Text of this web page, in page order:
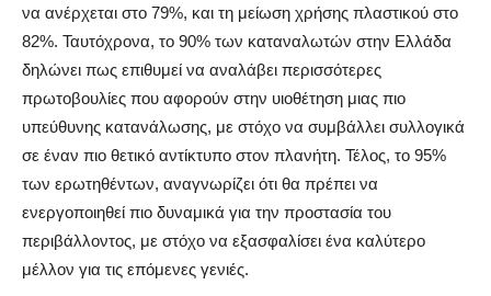
να ανέρχεται στο 79%, και τη μείωση χρήσης πλαστικού στο
82%. Ταυτόχρονα, το 90% των καταναλωτών στην Ελλάδα
δηλώνει πως επιθυμεί να αναλάβει περισσότερες
πρωτοβουλίες που αφορούν στην υιοθέτηση μιας πιο
υπεύθυνης κατανάλωσης, με στόχο να συμβάλλει συλλογικά
σε έναν πιο θετικό αντίκτυπο στον πλανήτη. Τέλος, το 95%
των ερωτηθέντων, αναγνωρίζει ότι θα πρέπει να
ενεργοποιηθεί πιο δυναμικά για την προστασία του
περιβάλλοντος, με στόχο να εξασφαλίσει ένα καλύτερο
μέλλον για τις επόμενες γενιές.